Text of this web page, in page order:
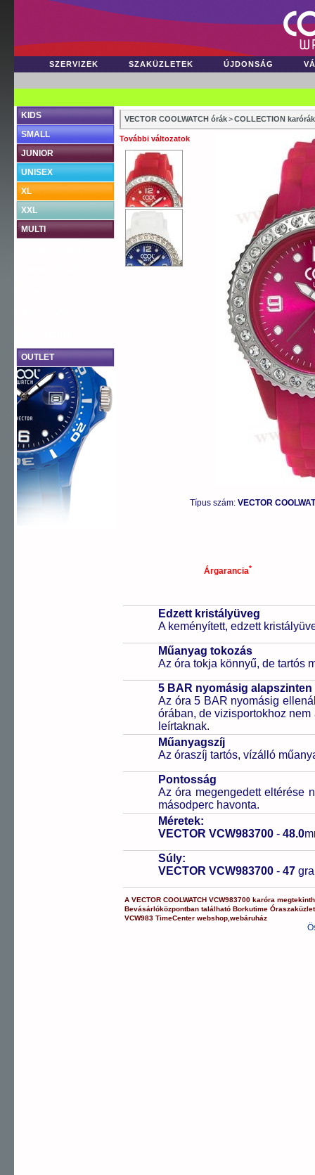
SZERVIZEK SZAKÜZLETEK ÚJDONSÁG
KIDS
SMALL
JUNIOR
UNISEX
XL
XXL
MULTI
OUTLET
VECTOR COOLWATCH órák>COLLECTION karórák
További változatok
Típus szám: VECTOR
Árgarancia*
Edzett kristályüveg
A keményített, edzett
Műanyag tokozás
Az óra tokja könnyű, de tartós
5 BAR nyomásig alapszinten
Az óra 5 BAR nyomásig
órában, de vizisportokhoz
leírtaknak.
Műanyagszíj
Az óraszíj tartós, vízálló
Pontosság
Az óra megengedett eltérése
másodperc havonta.
Méretek:
VECTOR VCW983700 - 48.0
Súly:
VECTOR VCW983700 - 47
AVECTOR COOLWATCH VCW983700 karóra
Bevásárlóközpontban található Borkutime
VCW983 TimeCenter webshop ,webáruház